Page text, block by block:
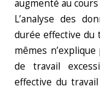
augmenté au
L’analyse des
durée effective du
mêmes
de travail
effective du